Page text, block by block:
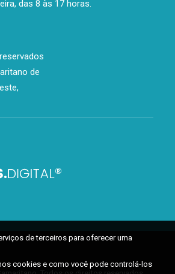
das 8 às 17 horas.
de
de terceiros para oferecer uma
cookies e como você pode controlá-los